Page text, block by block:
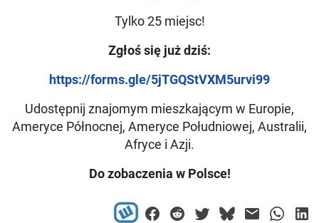
Tylko 25 miejsc!
Zgłoś się już dziś:
https://forms.gle/5jTGQStVXM5urvi99
Udostępnij znajomym mieszkającym w Europie,
Ameryce Północnej, Ameryce Południowej, Australii,
Afryce i Azji.
Do zobaczenia w Polsce!